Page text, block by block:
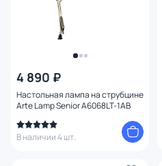
4 890 ₽
Настольная лампа на струбцине
Arte Lamp Senior A6068LT-1AB
В наличии 4 шт.